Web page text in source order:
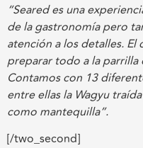
“Seared es una
de la gastronomía pero
atención a los detalles.
preparar todo a la
Contamos con 13
entre ellas la Wagyu
como mantequilla”.
[/two_second]